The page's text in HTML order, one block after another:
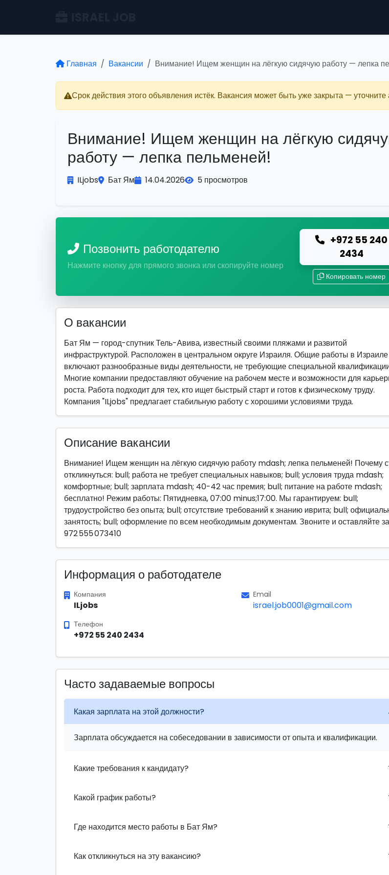
Главная Вакансии Внимание! Ищем женщин на лёгкую сидячую работу — лепка
Срок действия этого объявления истёк. Вакансия может быть уже закрыта — уточните
Внимание! Ищем женщин на лёгкую
работу — лепка пельменей!
ILjobs Бат Ям 14.04.2026 5 просмотров
Позвонить работодателю
Нажмите кнопку для прямого звонка или скопируйте номер
+972 55 240
2434
Копировать номер
О вакансии
Бат Ям — город-спутник Тель-Авива, известный своими пляжами и развитой
инфраструктурой. Расположен в центральном округе Израиля. Общие работы в Израиле
включают разнообразные виды деятельности, не требующие специальной
Многие компании предоставляют обучение на рабочем месте и возможности для
роста. Работа подходит для тех, кто ищет быстрый старт и готов к физическому труду.
Компания "ILjobs" предлагает стабильную работу с хорошими условиями труда.
Описание вакансии
Внимание! Ищем женщин на лёгкую сидячую работу mdash; лепка пельменей! Почему
откликнуться: bull; работа не требует специальных навыков; bull; условия труда mdash;
комфортные; bull; зарплата mdash; 40-42 час премия; bull; питание на работе mdash;
бесплатно! Режим работы: Пятидневка, 07:00 minus;17:00. Мы гарантируем: bull;
трудоустройство без опыта; bull; отсутствие требований к знанию иврита; bull;
занятость; bull; оформление по всем необходимым документам. Звоните и оставляйте
972 555 073410
Информация о работодателе
Компания
ILjobs
Email
israel.job0001@gmail.com
Телефон
+972 55 240 2434
Часто задаваемые вопросы
Какая зарплата на этой должности?
Зарплата обсуждается на собеседовании в зависимости от опыта и квалификации.
Какие требования к кандидату?
Какой график работы?
Где находится место работы в Бат Ям?
Как откликнуться на эту вакансию?